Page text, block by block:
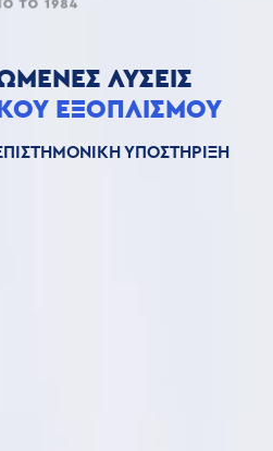
ΛΥΣΕΙΣ
ΕΞΟΠΛΙΣΜΟΥ
ΥΠΟΣΤΗΡΙΞΗ